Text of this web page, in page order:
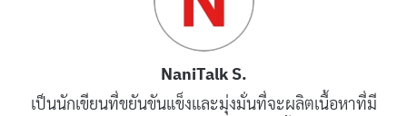
รวมแคปชั่นสงกรานต์ คำคมสงกรานต์ เสี่ยว ๆ กวน ๆ
รดน้ําดําหัวผู้ใหญ่ใช้อุปกรณ์อะไรบ้าง ?
NaniTalk S.
เป็นนักเขียนที่ขยันขันแข็งและมุ่งมั่นที่จะผลิตเนื้อหาที่มี